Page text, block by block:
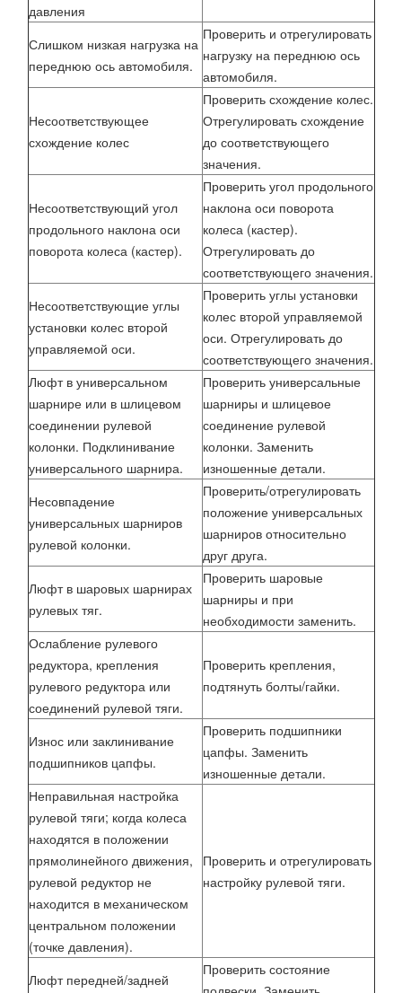
давления
Слишком низкая нагрузка на
переднюю ось автомобиля.
Проверить и отрегулировать
нагрузку на переднюю ось
автомобиля.
Несоответствующее
схождение колес
Проверить схождение колес.
Отрегулировать схождение
до соответствующего
значения.
Несоответствующий угол
продольного наклона оси
поворота колеса (кастер).
Проверить угол продольного
наклона оси поворота
колеса (кастер).
Отрегулировать до
соответствующего значения.
Несоответствующие углы
установки колес второй
управляемой оси.
Проверить углы установки
колес второй управляемой
оси. Отрегулировать до
соответствующего значения.
Люфт в универсальном
шарнире или в шлицевом
соединении рулевой
колонки. Подклинивание
универсального шарнира.
Проверить универсальные
шарниры и шлицевое
соединение рулевой
колонки. Заменить
изношенные детали.
Несовпадение
универсальных шарниров
рулевой колонки.
Проверить/отрегулировать
положение универсальных
шарниров относительно
друг друга.
Люфт в шаровых шарнирах
рулевых тяг.
Проверить шаровые
шарниры и при
необходимости заменить.
Ослабление рулевого
редуктора, крепления
рулевого редуктора или
соединений рулевой тяги.
Проверить крепления,
подтянуть болты/гайки.
Износ или заклинивание
подшипников цапфы.
Проверить подшипники
цапфы. Заменить
изношенные детали.
Неправильная настройка
рулевой тяги; когда колеса
находятся в положении
прямолинейного движения,
рулевой редуктор не
находится в механическом
центральном положении
(точке давления).
Проверить и отрегулировать
настройку рулевой тяги.
Люфт передней/задней
Проверить состояние